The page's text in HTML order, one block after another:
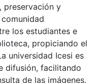
preservación y
los estudiantes e
propiciando el
universidad Icesi es
difusión, facilitando
de las imágenes.